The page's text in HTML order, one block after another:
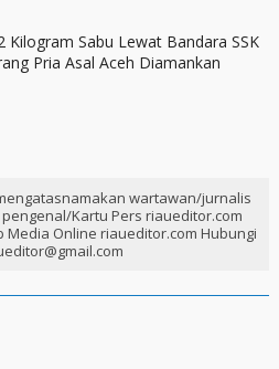
Kilogram Sabu Lewat Bandara SSK
Pria Asal Aceh Diamankan
wartawan/jurnalis
Kartu Pers riaueditor.com
Online riaueditor.com Hubungi